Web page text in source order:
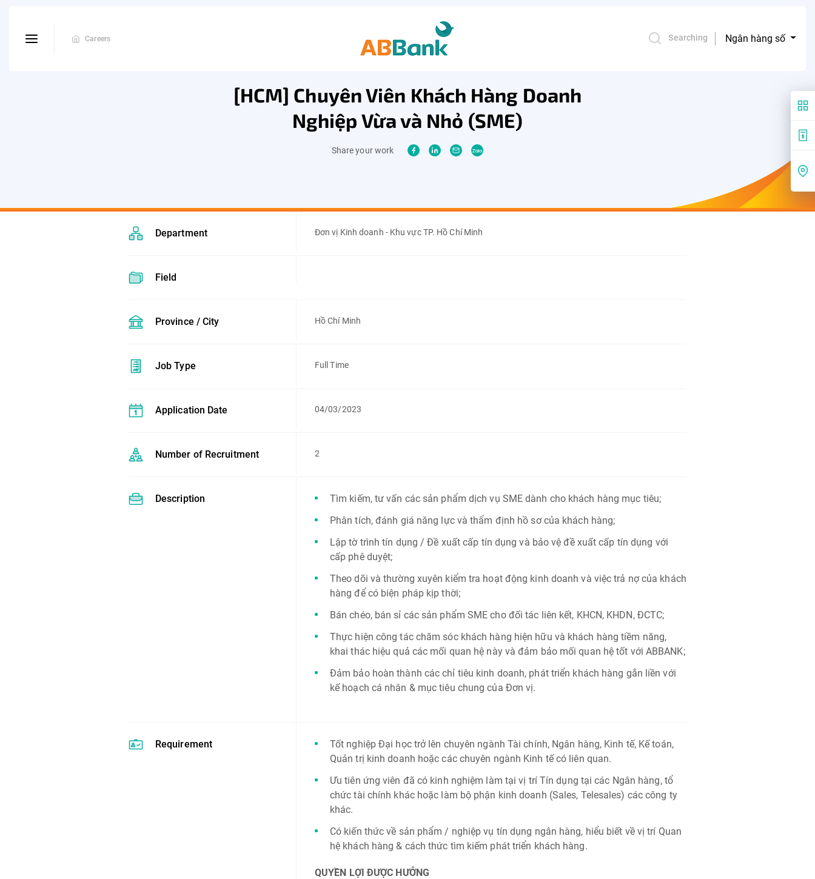
Careers Searching Ngân hàng số
[HCM] Chuyên Viên Khách Hàng Doanh
Nghiệp Vừa và Nhỏ (SME)
Share your work
Department Đơn vị Kinh doanh - Khu vực TP. Hồ Chí Minh
Field
Province / City Hồ Chí Minh
Job Type Full Time
Application Date 04/03/2023
Number of Recruitment 2
Description
Tìm kiếm, tư vấn các sản phẩm dịch vụ SME dành cho khách hàng mục tiêu;
Phân tích, đánh giá năng lực và thẩm định hồ sơ của khách hàng;
Lập tờ trình tín dụng / Đề xuất cấp tín dụng và bảo vệ đề xuất cấp tín dụng với
cấp phê duyệt;
Theo dõi và thường xuyên kiểm tra hoạt động kinh doanh và việc trả nợ của khách
hàng để có biện pháp kịp thời;
Bán chéo, bán sỉ các sản phẩm SME cho đối tác liên kết, KHCN, KHDN, ĐCTC;
Thực hiện công tác chăm sóc khách hàng hiện hữu và khách hàng tiềm năng,
khai thác hiệu quả các mối quan hệ này và đảm bảo mối quan hệ tốt với ABBANK;
Đảm bảo hoàn thành các chỉ tiêu kinh doanh, phát triển khách hàng gắn liền với
kế hoạch cá nhân & mục tiêu chung của Đơn vị.
Requirement
Tốt nghiệp Đại học trở lên chuyên ngành Tài chính, Ngân hàng, Kinh tế, Kế toán,
Quản trị kinh doanh hoặc các chuyên ngành Kinh tế có liên quan.
Ưu tiên ứng viên đã có kinh nghiệm làm tại vị trí Tín dụng tại các Ngân hàng, tổ
chức tài chính khác hoặc làm bộ phận kinh doanh (Sales, Telesales) các công ty
khác.
Có kiến thức về sản phẩm / nghiệp vụ tín dụng ngân hàng, hiểu biết về vị trí Quan
hệ khách hàng & cách thức tìm kiếm phát triển khách hàng.
QUYỀN LỢI ĐƯỢC HƯỞNG